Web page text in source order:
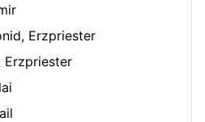
Erzpriester
Erzpriester